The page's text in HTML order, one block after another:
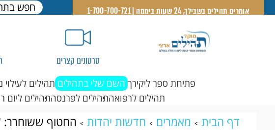
אומרים תהילים בשבילך, 24 שעות ביממה | 1-700-700-721
סרטונים קצרים
פתיחת ספר ליקירך השם שלי בתהילים תהילים
תהילים לרפואהתהילים לפרנסהתהילים ליום
דף הבית מאמרים חדשות יהדות
החטוף ששוחרר: